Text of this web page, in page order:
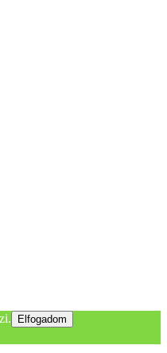
Elfogadom